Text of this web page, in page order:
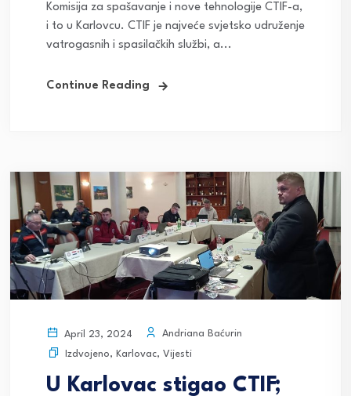
Komisija za spašavanje i nove tehnologije CTIF-a,
i to u Karlovcu. CTIF je najveće svjetsko udruženje
vatrogasnih i spasilačkih službi, a...
Continue Reading
April 23, 2024
Andriana Baćurin
Izdvojeno, Karlovac, Vijesti
U Karlovac stigao CTIF;